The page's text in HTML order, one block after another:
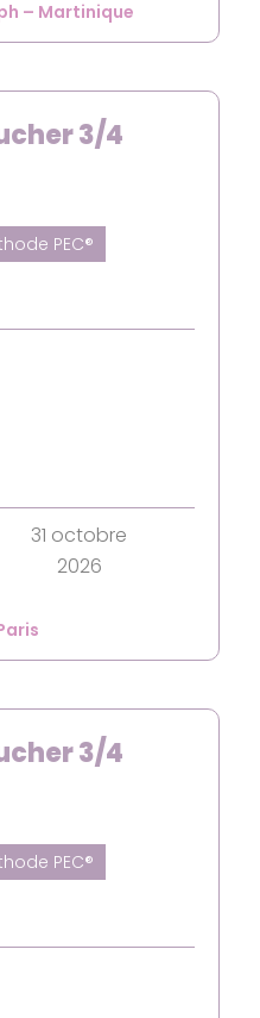
– Martinique
3/4
PEC®
31 octobre
2026
3/4
PEC®